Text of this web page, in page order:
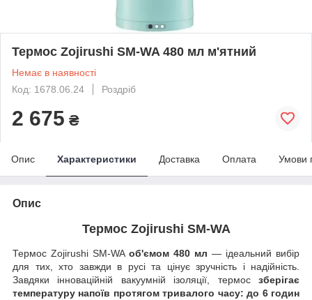
Термос Zojirushi SM-WA 480 мл м'ятний
Немає в наявності
Код: 1678.06.24
Роздріб
2 675 ₴
Опис Характеристики Доставка Оплата Умови
Опис
Термос Zojirushi SM-WA
Термос Zojirushi SM-WA об'ємом 480 мл — ідеальний вибір
для тих, хто завжди в русі та цінує зручність і надійність.
Завдяки інноваційній вакуумній ізоляції, термос зберігає
температуру напоїв протягом тривалого часу: до 6 годин